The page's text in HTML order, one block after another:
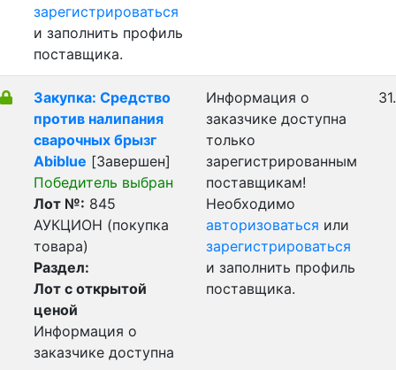
зарегистрироваться
и заполнить профиль
поставщика.
Закупка: Средство
против налипания
сварочных брызг
Abiblue [Завершен]
Победитель выбран
Лот №: 845
АУКЦИОН (покупка
товара)
Раздел:
Лот с открытой
ценой
Информация о
заказчике доступна
Информация о
заказчике доступна
только
зарегистрированным
поставщикам!
Необходимо
авторизоваться или
зарегистрироваться
и заполнить профиль
поставщика.